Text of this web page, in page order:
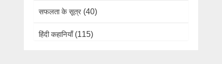
सफलता के सूत्र (40)
हिंदी कहानियाँ(115)